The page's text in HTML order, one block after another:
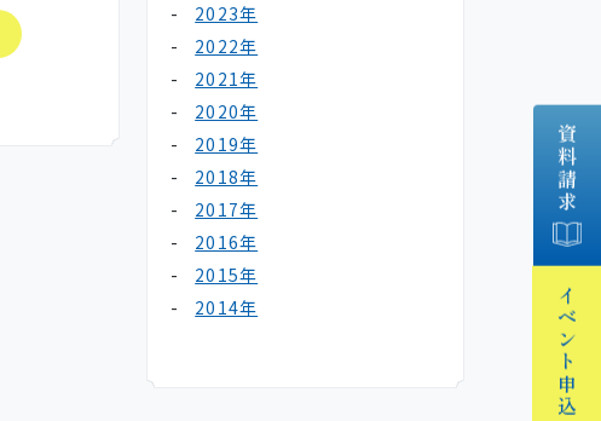
資料請求
イベント
申込
2023年
2022年
2021年
2020年
2019年
2018年
2017年
2016年
2015年
2014年